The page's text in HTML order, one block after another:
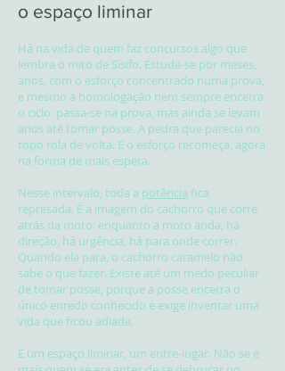
o espaço liminar
Há na vida de quem faz concursos algo que
lembra o mito de Sísifo. Estuda-se por meses,
anos, com o esforço concentrado numa prova,
e mesmo a homologação nem sempre encerra
o ciclo: passa-se na prova, mas ainda se levam
anos até tomar posse. A pedra que parecia no
topo rola de volta. E o esforço recomeça, agora
na forma de mais espera.
Nesse intervalo, toda a potência fica
represada. É a imagem do cachorro que corre
atrás da moto: enquanto a moto anda, há
direção, há urgência, há para onde correr.
Quando ela para, o cachorro caramelo não
sabe o que fazer. Existe até um medo peculiar
de tomar posse, porque a posse encerra o
único enredo conhecido e exige inventar uma
vida que ficou adiada.
É um espaço liminar, um entre-lugar. Não se é